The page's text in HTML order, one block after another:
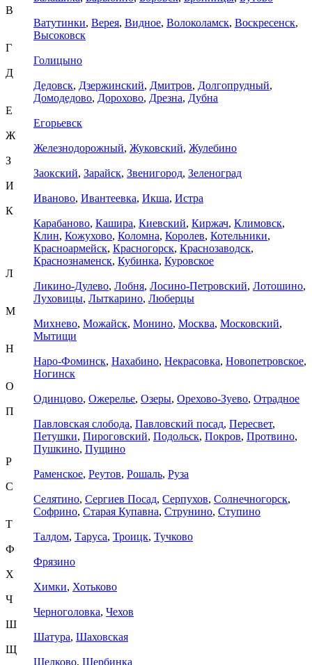
В
Ватутинки, Верея, Видное, Волоколамск, Воскресенск,
Высоковск
Г
Голицыно
Д
Дедовск, Дзержинский, Дмитров, Долгопрудный,
Домодедово, Дорохово, Дрезна, Дубна
Е
Егорьевск
Ж
Железнодорожный, Жуковский, Жулебино
З
Заокский, Зарайск, Звенигород, Зеленоград
И
Иваново, Ивантеевка, Икша, Истра
К
Карабаново, Кашира, Киевский, Киржач, Климовск,
Клин, Кожухово, Коломна, Королев, Котельники,
Красноармейск, Красногорск, Краснозаводск,
Краснознаменск, Кубинка, Куровское
Л
Ликино-Дулево, Лобня, Лосино-Петровский, Лотошино,
Луховицы, Лыткарино, Люберцы
М
Михнево, Можайск, Монино, Москва, Московский,
Мытищи
Н
Наро-Фоминск, Нахабино, Некрасовка, Новопетровское,
Ногинск
О
Одинцово, Ожерелье, Озеры, Орехово-Зуево, Отрадное
П
Павловская слобода, Павловский посад, Пересвет,
Петушки, Пироговский, Подольск, Покров, Протвино,
Пушкино, Пущино
Р
Раменское, Реутов, Рошаль, Руза
С
Селятино, Сергиев Посад, Серпухов, Солнечногорск,
Софрино, Старая Купавна, Струнино, Ступино
Т
Талдом, Таруса, Троицк, Тучково
Ф
Фрязино
Х
Химки, Хотьково
Ч
Черноголовка, Чехов
Ш
Шатура, Шаховская
Щ
Щелково, Щербинка